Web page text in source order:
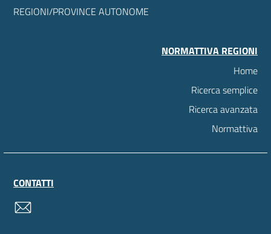
REGIONI/PROVINCE AUTONOME
NORMATTIVA REGIONI
Home
Ricerca semplice
Ricerca avanzata
Normattiva
CONTATTI